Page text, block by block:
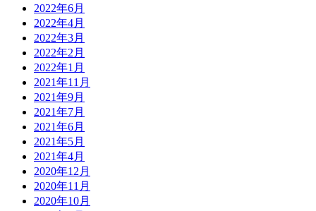
2022年6月
2022年4月
2022年3月
2022年2月
2022年1月
2021年11月
2021年9月
2021年7月
2021年6月
2021年5月
2021年4月
2020年12月
2020年11月
2020年10月